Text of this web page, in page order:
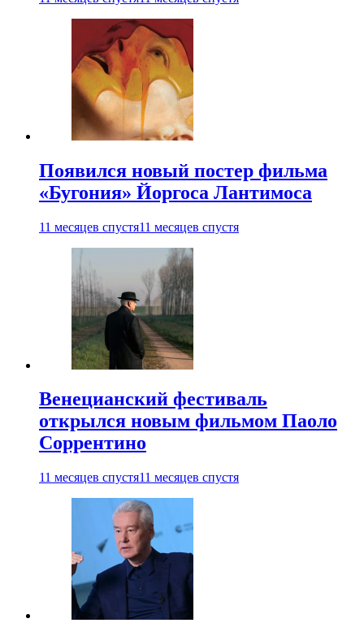
Появился новый постер фильма
«Бугония» Йоргоса Лантимоса
11 месяцев спустя11 месяцев спустя
Венецианский фестиваль
открылся новым фильмом Паоло
Соррентино
11 месяцев спустя11 месяцев спустя